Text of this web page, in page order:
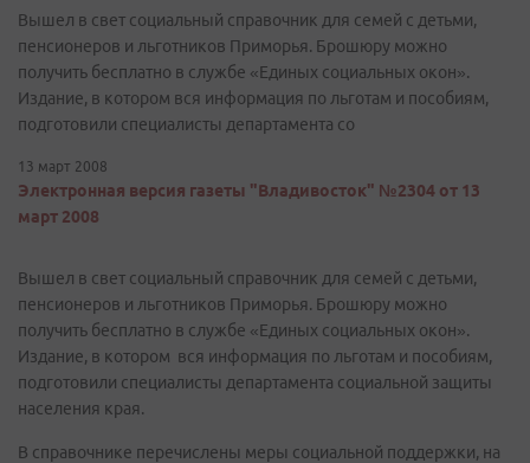
Вышел в свет социальный справочник для семей с детьми,
пенсионеров и льготников Приморья. Брошюру можно
получить бесплатно в службе «Единых социальных окон».
Издание, в котором вся информация по льготам и пособиям,
подготовили специалисты департамента со
13 март 2008
Электронная версия газеты "Владивосток" №2304 от 13
март 2008
Вышел в свет социальный справочник для семей с детьми,
пенсионеров и льготников Приморья. Брошюру можно
получить бесплатно в службе «Единых социальных окон».
Издание, в котором вся информация по льготам и пособиям,
подготовили специалисты департамента социальной защиты
населения края.
В справочнике перечислены меры социальной поддержки, на